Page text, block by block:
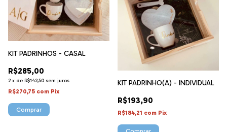
KIT PADRINHOS - CASAL
R$285,00
2 x de R$142,50 sem juros
R$270,75 com Pix
KIT PADRINHO(A) - INDIVIDUAL
R$193,90
R$184,21 com Pix